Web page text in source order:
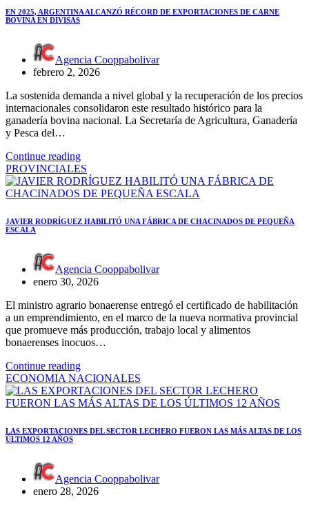
EN 2025, ARGENTINA ALCANZÓ RÉCORD DE EXPORTACIONES DE CARNE
BOVINA EN DIVISAS
Agencia Cooppabolivar
febrero 2, 2026
La sostenida demanda a nivel global y la recuperación de los precios
internacionales consolidaron este resultado histórico para la
ganadería bovina nacional. La Secretaría de Agricultura, Ganadería
y Pesca del…
Continue reading
PROVINCIALES
JAVIER RODRÍGUEZ HABILITÓ UNA FÁBRICA DE CHACINADOS DE PEQUEÑA
ESCALA
Agencia Cooppabolivar
enero 30, 2026
El ministro agrario bonaerense entregó el certificado de habilitación
a un emprendimiento, en el marco de la nueva normativa provincial
que promueve más producción, trabajo local y alimentos
bonaerenses inocuos…
Continue reading
ECONOMIA NACIONALES
LAS EXPORTACIONES DEL SECTOR LECHERO FUERON LAS MÁS ALTAS DE LOS
ÚLTIMOS 12 AÑOS
Agencia Cooppabolivar
enero 28, 2026